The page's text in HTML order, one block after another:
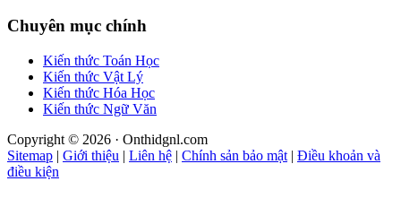
Chuyên mục chính
Kiến thức Toán Học
Kiến thức Vật Lý
Kiến thức Hóa Học
Kiến thức Ngữ Văn
Copyright © 2026 · Onthidgnl.com
Sitemap | Giới thiệu | Liên hệ | Chính sản bảo mật | Điều khoản và
điều kiện